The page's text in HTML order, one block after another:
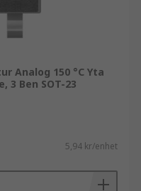
Analog 150 °C Yta
3 Ben SOT-23
5,94 kr/enhet